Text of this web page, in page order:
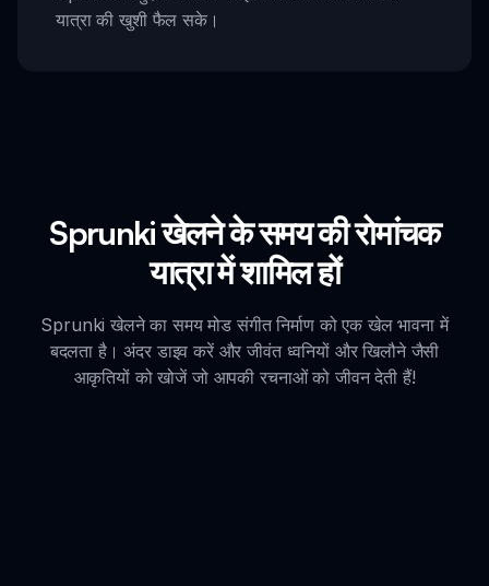
यात्रा की खुशी फैल सके।
Sprunki खेलने के समय की रोमांचक
यात्रा में शामिल हों
Sprunki खेलने का समय मोड संगीत निर्माण को एक खेल भावना में
बदलता है। अंदर डाइव करें और जीवंत ध्वनियों और खिलौने जैसी
आकृतियों को खोजें जो आपकी रचनाओं को जीवन देती हैं!